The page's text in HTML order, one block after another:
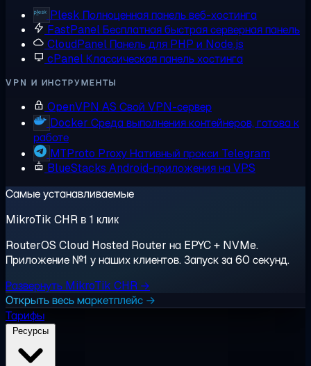
Plesk Полноценная панель веб-хостинга
FastPanelБесплатная быстрая серверная панель
CloudPanel Панель для PHP и Node.js
cPanelКлассическая панель хостинга
VPN И ИНСТРУМЕНТЫ
OpenVPN AS Свой VPN-сервер
Docker Среда выполнения контейнеров, готова к
работе
MTProto ProxyНативный прокси Telegram
BlueStacks Android-приложения на VPS
Самые устанавливаемые
MikroTik CHR в 1 клик
RouterOS Cloud Hosted Router на EPYC + NVMe.
Приложение №1 у наших клиентов. Запуск за 60 секунд.
Развернуть MikroTik CHR →
Открыть весь маркетплейс →
Тарифы